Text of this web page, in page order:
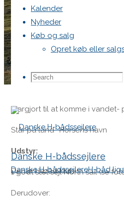
Kalender
Nyheder
Køb og salg
Opret køb eller
Search
Search
Danske H-bådssejlere
Dansk H-båd klub
Danske H-bådssejlereH-båd
5. juni 20265. juni 2026
OL -DEN 442
Klargjort til at komme i
Står på land -Horsens havn
Udstyr:
1 godt sæt sejl North sail (se
Derudover: